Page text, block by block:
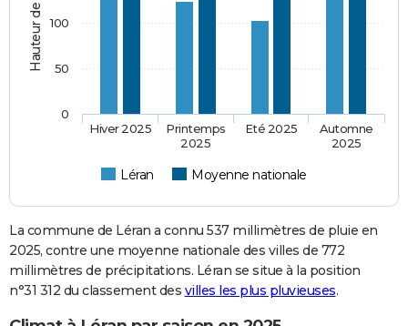
Léran Moyenne nationale
Hiver 2025
Printemps
2025
Eté 2025
Automne
2025
0
50
100
La commune de Léran a connu 537 millimètres de pluie en
2025, contre une moyenne nationale des villes de 772
millimètres de précipitations. Léran se situe à la position
n°31 312 du classement des villes les plus pluvieuses.